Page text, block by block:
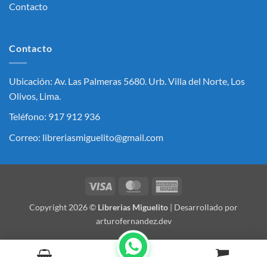
Contacto
Contacto
Ubicación: Av. Las Palmeras 5680. Urb. Villa del Norte, Los
Olivos, Lima.
Teléfono: 917 912 936
Correo: libreriasmiguelito@gmail.com
Visa MasterCard
Copyright 2026 © Librerias Miguelito | Desarrollado por
arturofernandez.dev